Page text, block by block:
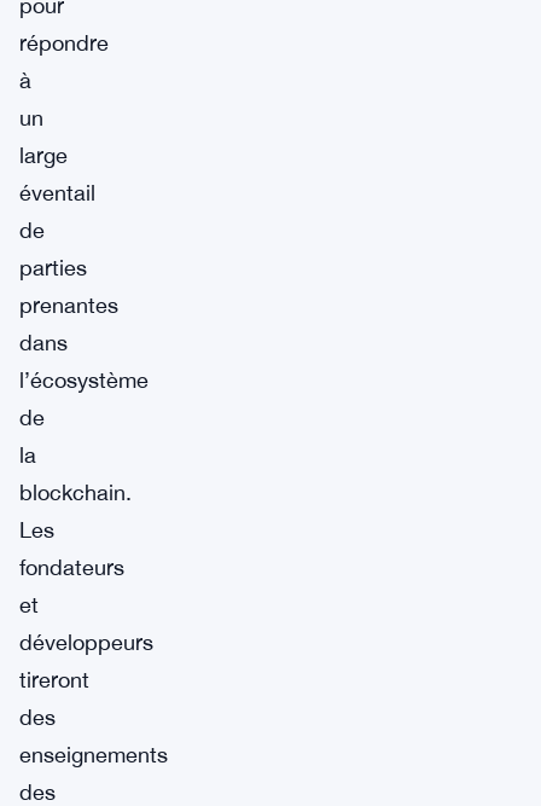
pour
répondre
à
un
large
éventail
de
parties
prenantes
dans
l’écosystème
de
la
blockchain.
Les
fondateurs
et
développeurs
tireront
des
enseignements
des